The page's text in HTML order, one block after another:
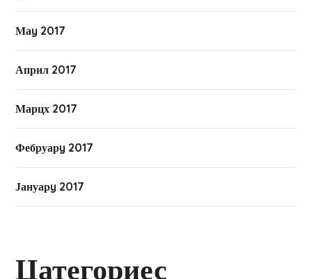
Маy 2017
Април 2017
Марцх 2017
Фебруарy 2017
Јануарy 2017
Цатегориес